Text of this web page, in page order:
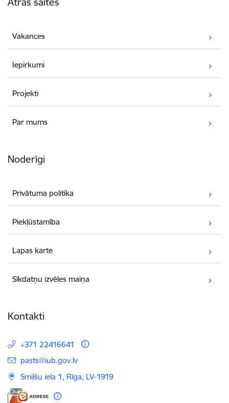
Vakances
Iepirkumi
Projekti
Par mums
Noderīgi
Privātuma politika
Piekļūstamība
Lapas karte
Sīkdatņu izvēles maiņa
Kontakti
+371 22416641
E-pasts:
pasts@iub.gov.lv
Smilšu iela 1, Rīga, LV-1919